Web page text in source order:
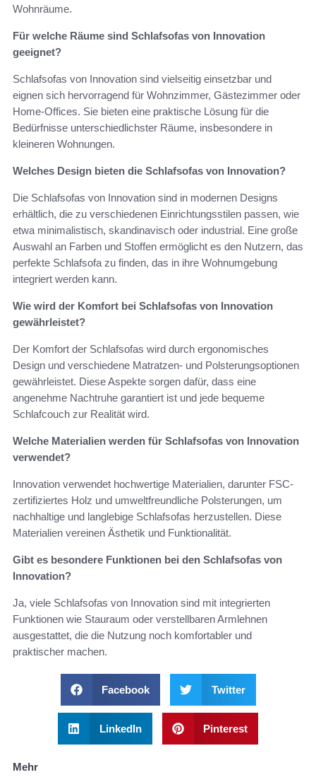
Wohnräume.
Für welche Räume sind Schlafsofas von Innovation
geeignet?
Schlafsofas von Innovation sind vielseitig einsetzbar und
eignen sich hervorragend für Wohnzimmer, Gästezimmer oder
Home-Offices. Sie bieten eine praktische Lösung für die
Bedürfnisse unterschiedlichster Räume, insbesondere in
kleineren Wohnungen.
Welches Design bieten die Schlafsofas von Innovation?
Die Schlafsofas von Innovation sind in modernen Designs
erhältlich, die zu verschiedenen Einrichtungsstilen passen, wie
etwa minimalistisch, skandinavisch oder industrial. Eine große
Auswahl an Farben und Stoffen ermöglicht es den Nutzern, das
perfekte Schlafsofa zu finden, das in ihre Wohnumgebung
integriert werden kann.
Wie wird der Komfort bei Schlafsofas von Innovation
gewährleistet?
Der Komfort der Schlafsofas wird durch ergonomisches
Design und verschiedene Matratzen- und Polsterungsoptionen
gewährleistet. Diese Aspekte sorgen dafür, dass eine
angenehme Nachtruhe garantiert ist und jede bequeme
Schlafcouch zur Realität wird.
Welche Materialien werden für Schlafsofas von Innovation
verwendet?
Innovation verwendet hochwertige Materialien, darunter FSC-
zertifiziertes Holz und umweltfreundliche Polsterungen, um
nachhaltige und langlebige Schlafsofas herzustellen. Diese
Materialien vereinen Ästhetik und Funktionalität.
Gibt es besondere Funktionen bei den Schlafsofas von
Innovation?
Ja, viele Schlafsofas von Innovation sind mit integrierten
Funktionen wie Stauraum oder verstellbaren Armlehnen
ausgestattet, die die Nutzung noch komfortabler und
praktischer machen.
Facebook Twitter
LinkedIn Pinterest
Mehr